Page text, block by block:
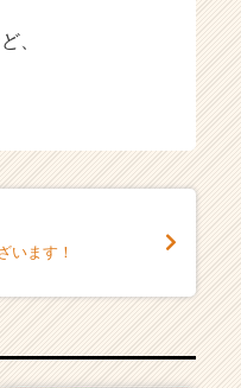
、
います！